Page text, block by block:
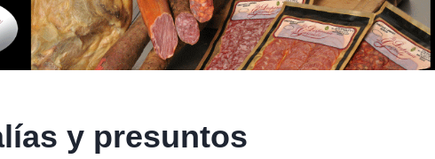
y presuntos